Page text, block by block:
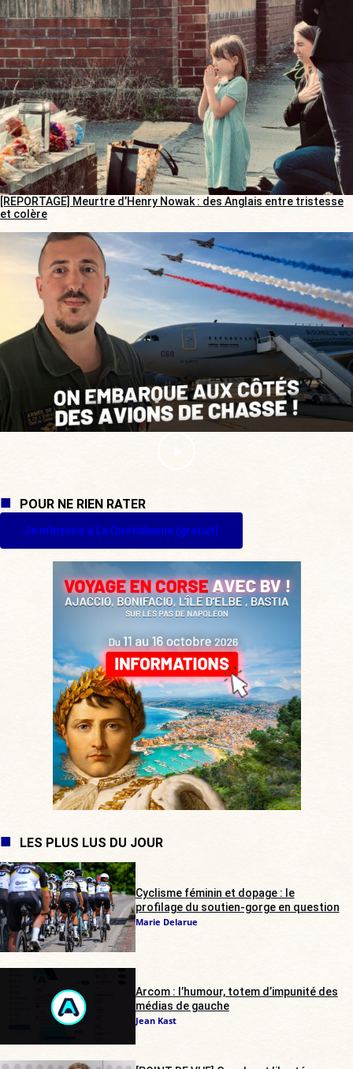
[REPORTAGE] Meurtre d’Henry Nowak : des Anglais entre tristesse
et colère
POUR NE RIEN RATER
Je m'inscris à La Quotidienne (gratuit)
LES PLUS LUS DU JOUR
Cyclisme féminin et dopage : le
profilage du soutien-gorge en question
Marie Delarue
Arcom : l’humour, totem d’impunité des
médias de gauche
Jean Kast